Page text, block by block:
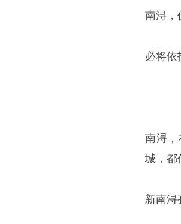
南浔，
必将依
南浔
城，都
新南浔